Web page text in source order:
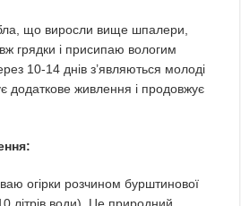
що виросли вище шпалери,
грядки і присипаю вологим
10-14 днів з’являються молоді
додаткове живлення і продовжує
огірки розчином бурштинової